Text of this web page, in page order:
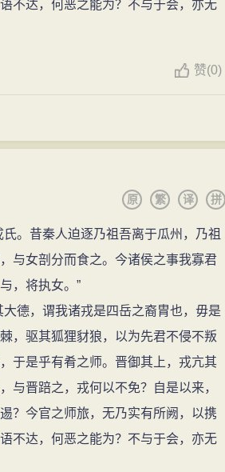
，铸就了左丘明那高尚的道德情
巧言、令色、足恭，左丘明耻之，丘
隐匿怨恨而佯装友好，左丘明认为可
齐国，路过肥邑，感叹道：“肥有君
明的敬佩之情溢于言表。另外，《论
”文胜质才称得上史笔，文质彬彬才
格，那么《论语·雍也》就是在赞扬
来，汉代著名史学家司马迁称左丘明
不达，何恶之能为？不与于会，亦无
赞(0)
拼
译
繁
原
。昔秦人迫逐乃祖吾离于瓜州，乃祖
与女剖分而食之。今诸侯之事我寡君
，将执女。”
德，谓我诸戎是四岳之裔胄也，毋是
，驱其狐狸豺狼，以为先君不侵不叛
于是乎有肴之师。晋御其上，戎亢其
与晋踣之，戎何以不免？自是以来，
？今官之师旅，无乃实有所阙，以携
不达，何恶之能为？不与于会，亦无